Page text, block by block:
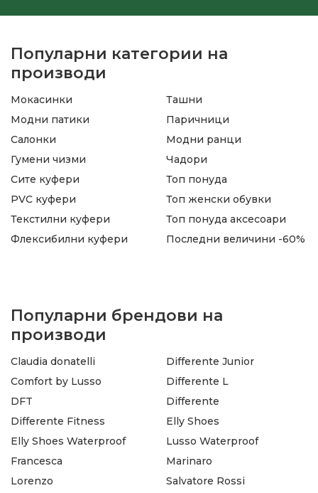
Популарни категории на
производи
Мокасинки
Модни патики
Салонки
Гумени чизми
Ташни
Паричници
Модни ранци
Чадори
Сите куфери
PVC куфери
Текстилни куфери
Флексибилни куфери
Топ понуда
Топ женски обувки
Топ понуда аксесоари
Последни величини -60%
Популарни брендови на
производи
Claudia donatelli
Comfort by Lusso
DFT
Differente Fitness
Differente Junior
Differente L
Differente
Elly Shoes
Elly Shoes Waterproof
Francesca
Lorenzo
Lusso Waterproof
Marinaro
Salvatore Rossi